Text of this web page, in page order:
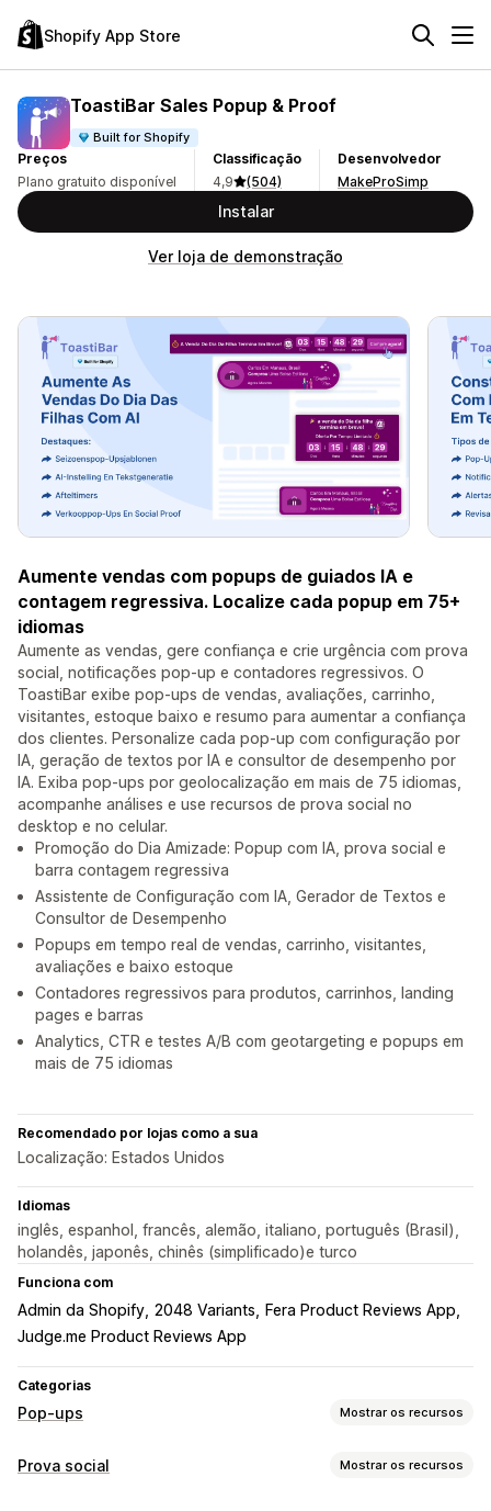
Shopify App Store
ToastiBar Sales Popup & Proof
Built for Shopify
Preços
Plano gratuito disponível
Classificação
4,9
(504)
Desenvolvedor
MakeProSimp
Instalar
Ver loja de demonstração
Aumente vendas com popups de guiados IA e
contagem regressiva. Localize cada popup em 75+
idiomas
Aumente as vendas, gere confiança e crie urgência com prova
social, notificações pop-up e contadores regressivos. O
ToastiBar exibe pop-ups de vendas, avaliações, carrinho,
visitantes, estoque baixo e resumo para aumentar a confiança
dos clientes. Personalize cada pop-up com configuração por
IA, geração de textos por IA e consultor de desempenho por
IA. Exiba pop-ups por geolocalização em mais de 75 idiomas,
acompanhe análises e use recursos de prova social no
desktop e no celular.
Promoção do Dia Amizade: Popup com IA, prova social e
barra contagem regressiva
Assistente de Configuração com IA, Gerador de Textos e
Consultor de Desempenho
Popups em tempo real de vendas, carrinho, visitantes,
avaliações e baixo estoque
Contadores regressivos para produtos, carrinhos, landing
pages e barras
Analytics, CTR e testes A/B com geotargeting e popups em
mais de 75 idiomas
Recomendado por lojas como a sua
Localização: Estados Unidos
Idiomas
inglês, espanhol, francês, alemão, italiano, português (Brasil),
holandês, japonês, chinês (simplificado)e turco
Funciona com
Admin da Shopify 2048 Variants
Fera Product Reviews App
Judge.me Product Reviews App
Categorias
Pop-ups Mostrar os recursos
Tipos de pop-ups
Prova social Mostrar os recursos